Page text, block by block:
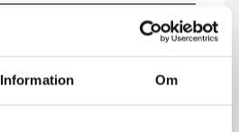
Information Om